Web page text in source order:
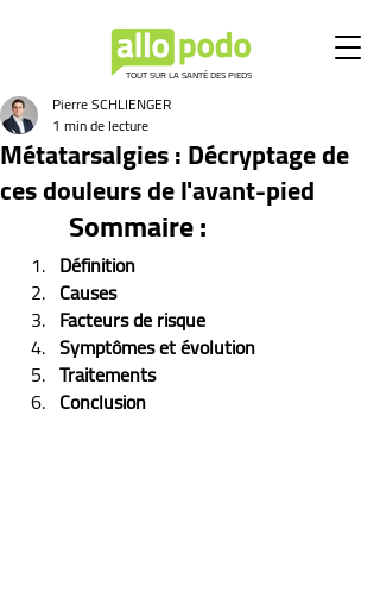
TOUT SUR LA SANTÉ DES PIEDS
Métatarsalgies : Décryptage de
ces douleurs de l'avant-pied
Pierre SCHLIENGER
1 min de lecture
Sommaire :
Définition
Causes
Facteurs de risque
Symptômes et évolution
Traitements
Conclusion